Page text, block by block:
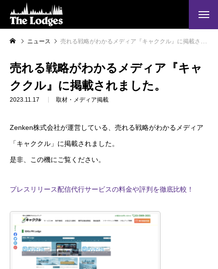
ニュース 売れる戦略がわかるメディア『キャククル』に掲載されました。
売れる戦略がわかるメディア『キャ
ククル』に掲載されました。
2023.11.17 取材・メディア掲載
Zenken株式会社が運営している、売れる戦略がわかるメディア
「キャククル」に掲載されました。
是非、この機にご覧ください。
プレスリリース配信代行サービスの料金や評判を徹底比較！